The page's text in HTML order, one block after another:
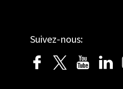
Suivez-nous: